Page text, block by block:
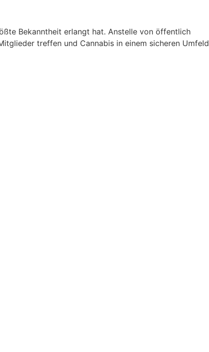
Bekanntheit erlangt hat. Anstelle von öffentlich
treffen und Cannabis in einem sicheren Umfeld